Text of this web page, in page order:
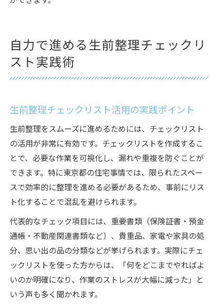
自力で進める生前整理チェックリ
スト実践術
生前整理チェックリスト活用の実践ポイント
生前整理をスムーズに進めるためには、チェックリスト
の活用が非常に有効です。チェックリストを作成するこ
とで、必要な作業を可視化し、漏れや重複を防ぐことが
できます。特に東京都の住宅事情では、限られたスペー
スで効率的に整理を進める必要があるため、事前にリス
ト化することで混乱を避けられます。
代表的なチェック項目には、重要書類（保険証書・預金
通帳・不動産関連書類など）、貴重品、家電や家具の処
分、思い出の品の分類などが挙げられます。実際にチェ
ックリストを使った方からは、「何をどこまでやればよ
いのか明確になり、作業のストレスが大幅に減った」と
いう声も多く聞かれます。